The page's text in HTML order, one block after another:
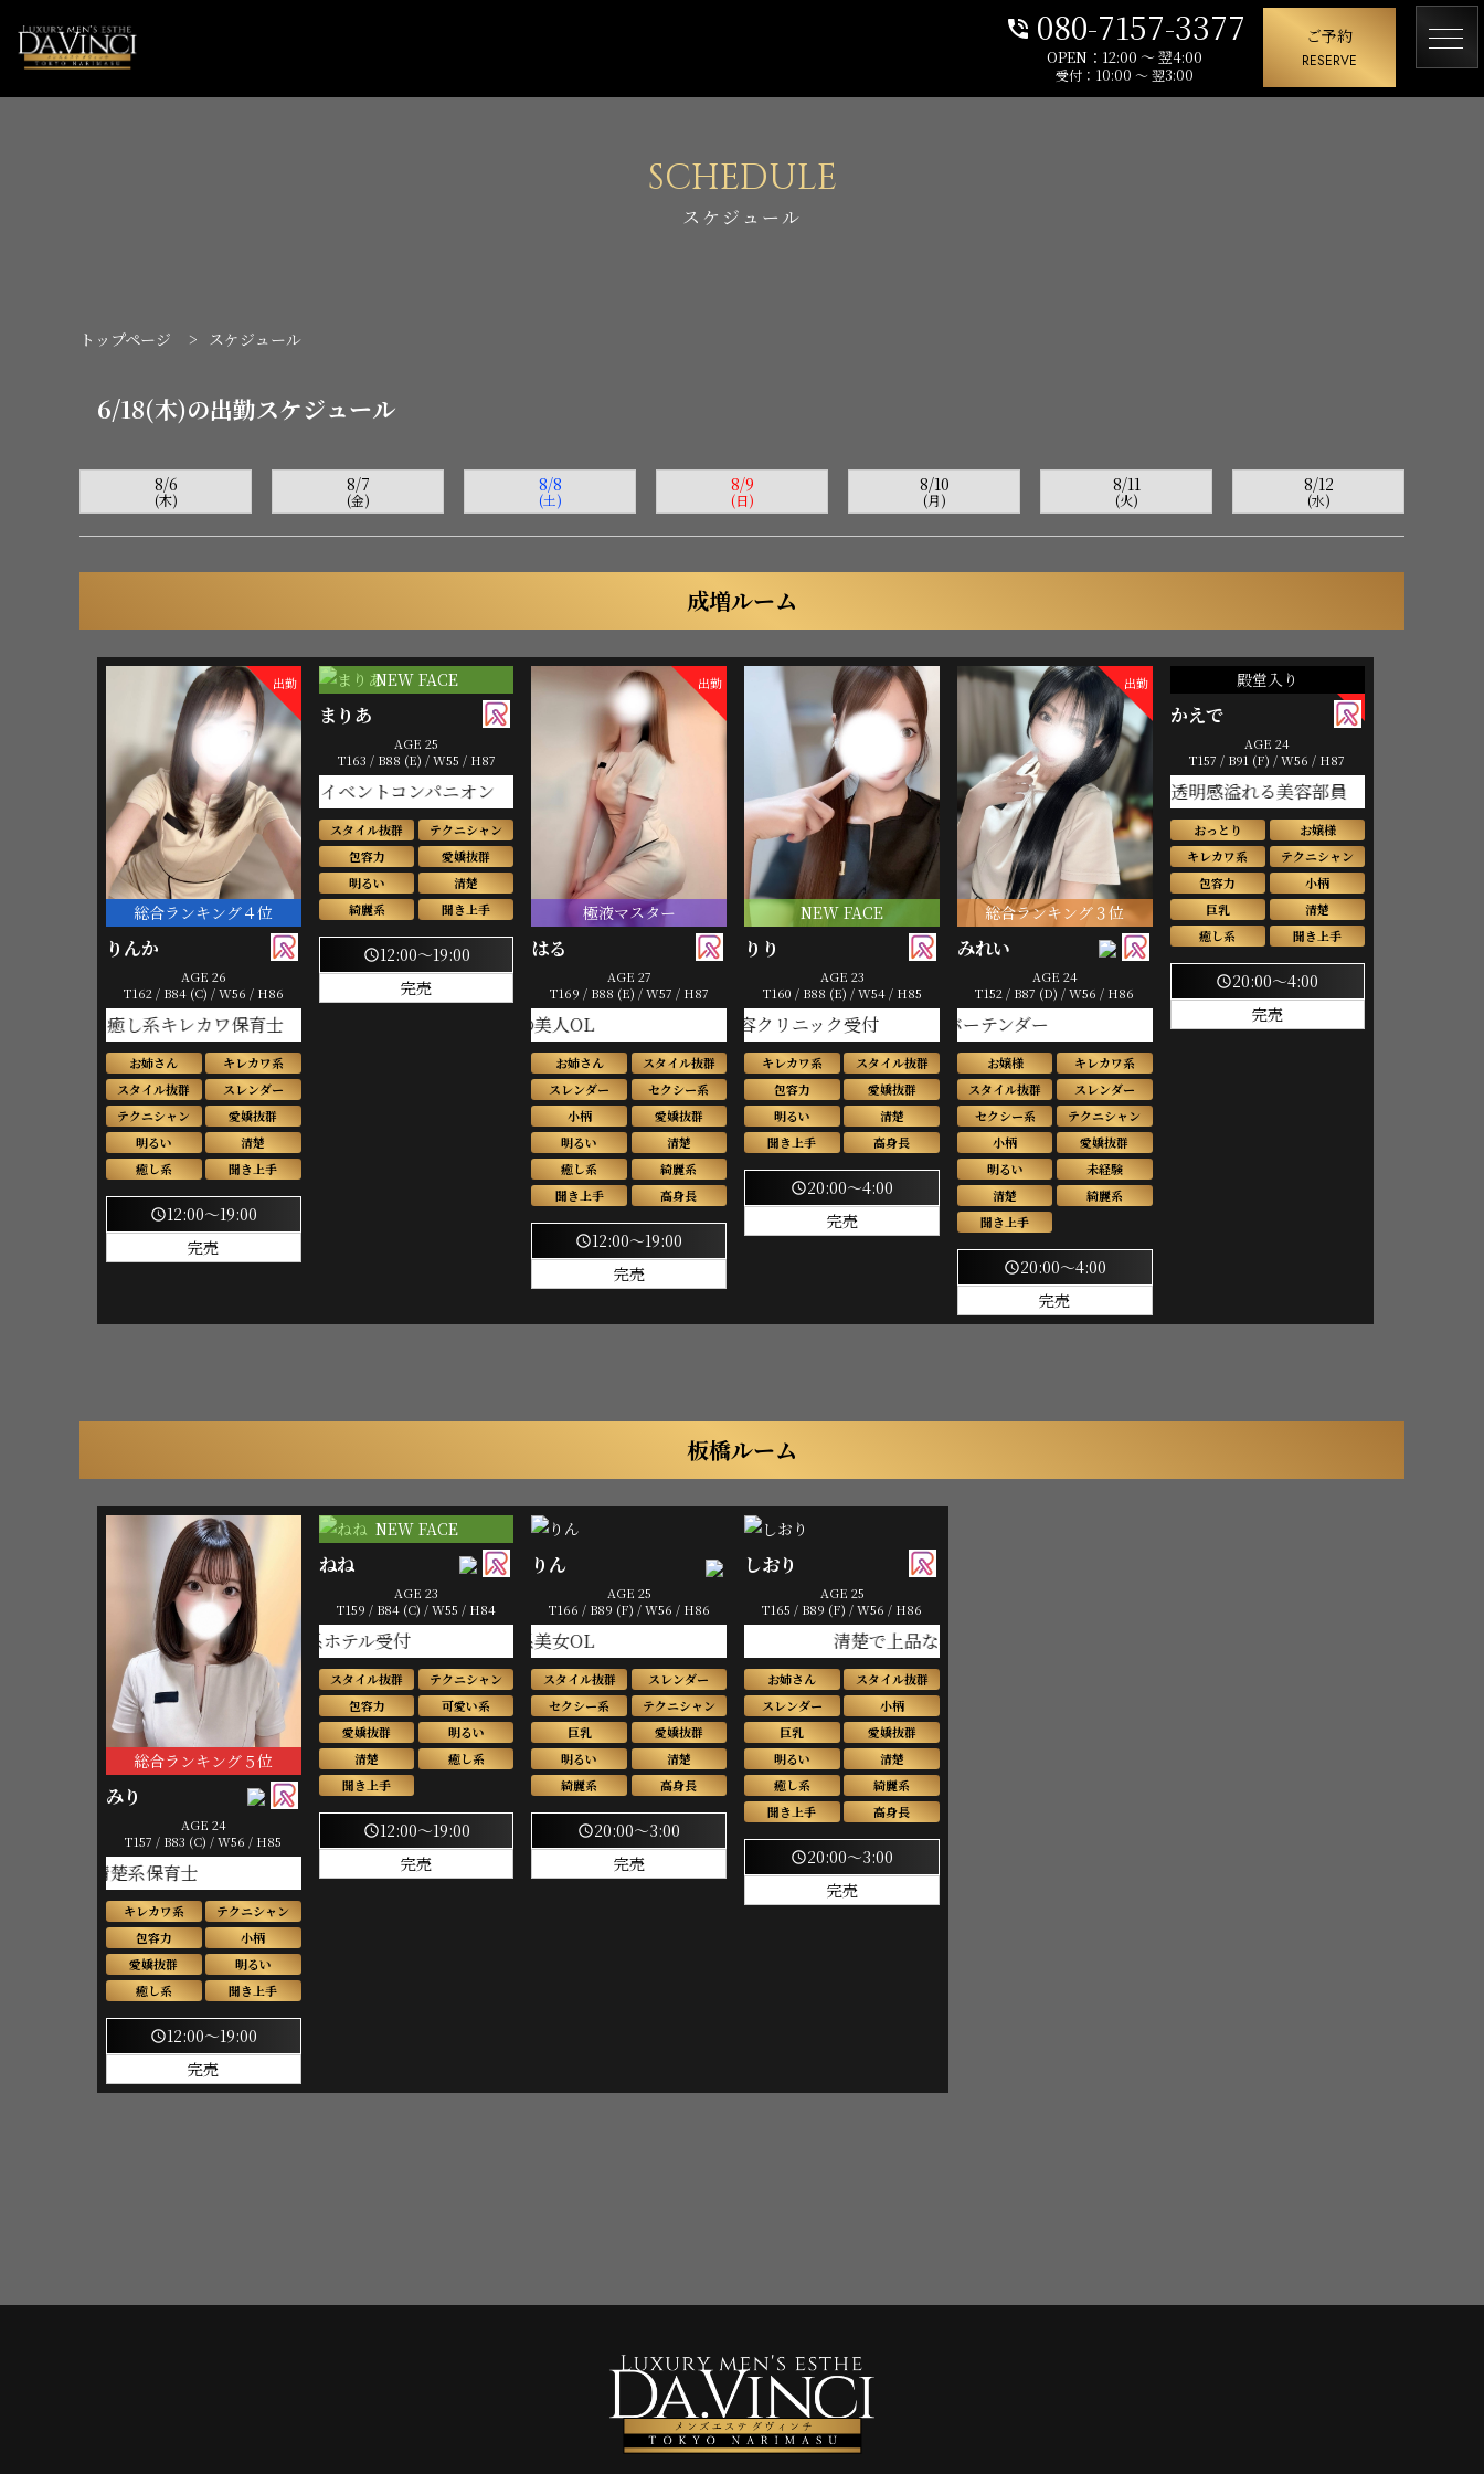
phone_in_talk 080-7157-3377
OPEN：12:00 ～ 翌4:00
受付：10:00 ～ 翌3:00
ご予約
RESERVE
スケジュール
SCHEDULE
トップページ > スケジュール
6/18(木)の出勤スケジュール
8/6
(木)
8/7
(金)
8/8
(土)
8/9
(日)
8/10
(月)
8/11
(火)
8/12
(水)
成増ルーム
出勤
総合ランキング４位
りんか
AGE 26
T162 / B84 (C) / W56 / H86
癒し系キレカワ保育士
お姉さん
キレカワ系
スタイル抜群
スレンダー
テクニシャン
愛嬌抜群
明るい
清楚
癒し系
聞き上手
schedule12:00～19:00
完売
NEW FACE
まりあ
AGE 25
T163 / B88 (E) / W55 / H87
イベントコンパニオン
スタイル抜群
テクニシャン
包容力
愛嬌抜群
明るい
清楚
綺麗系
聞き上手
schedule12:00～19:00
完売
出勤
極液マスター
はる
AGE 27
T169 / B88 (E) / W57 / H87
大人の美人OL
お姉さん
スタイル抜群
スレンダー
セクシー系
小柄
愛嬌抜群
明るい
清楚
癒し系
綺麗系
聞き上手
高身長
schedule12:00～19:00
完売
NEW FACE
りり
AGE 23
T160 / B88 (E) / W54 / H85
美容クリニック受付
キレカワ系
スタイル抜群
包容力
愛嬌抜群
明るい
清楚
聞き上手
高身長
schedule20:00～4:00
完売
出勤
総合ランキング３位
みれい
AGE 24
T152 / B87 (D) / W56 / H86
美人バーテンダー
お嬢様
キレカワ系
スタイル抜群
スレンダー
セクシー系
テクニシャン
小柄
愛嬌抜群
明るい
未経験
清楚
綺麗系
聞き上手
schedule20:00～4:00
完売
殿堂入り
かえで
AGE 24
T157 / B91 (F) / W56 / H87
透明感溢れる美容部員
おっとり
お嬢様
キレカワ系
テクニシャン
包容力
小柄
巨乳
清楚
癒し系
聞き上手
schedule20:00～4:00
完売
板橋ルーム
総合ランキング５位
みり
AGE 24
T157 / B83 (C) / W56 / H85
清楚系保育士
キレカワ系
テクニシャン
包容力
小柄
愛嬌抜群
明るい
癒し系
聞き上手
schedule12:00～19:00
完売
NEW FACE
ねね
AGE 23
T159 / B84 (C) / W55 / H84
癒し系ホテル受付
スタイル抜群
テクニシャン
包容力
可愛い系
愛嬌抜群
明るい
清楚
癒し系
聞き上手
schedule12:00～19:00
完売
りん
AGE 25
T166 / B89 (F) / W56 / H86
清楚系美女OL
スタイル抜群
スレンダー
セクシー系
テクニシャン
巨乳
愛嬌抜群
明るい
清楚
綺麗系
高身長
schedule20:00～3:00
完売
しおり
AGE 25
T165 / B89 (F) / W56 / H86
清楚で上品な美容クリニック受付
お姉さん
スタイル抜群
スレンダー
小柄
巨乳
愛嬌抜群
明るい
清楚
癒し系
綺麗系
聞き上手
高身長
schedule20:00～3:00
完売